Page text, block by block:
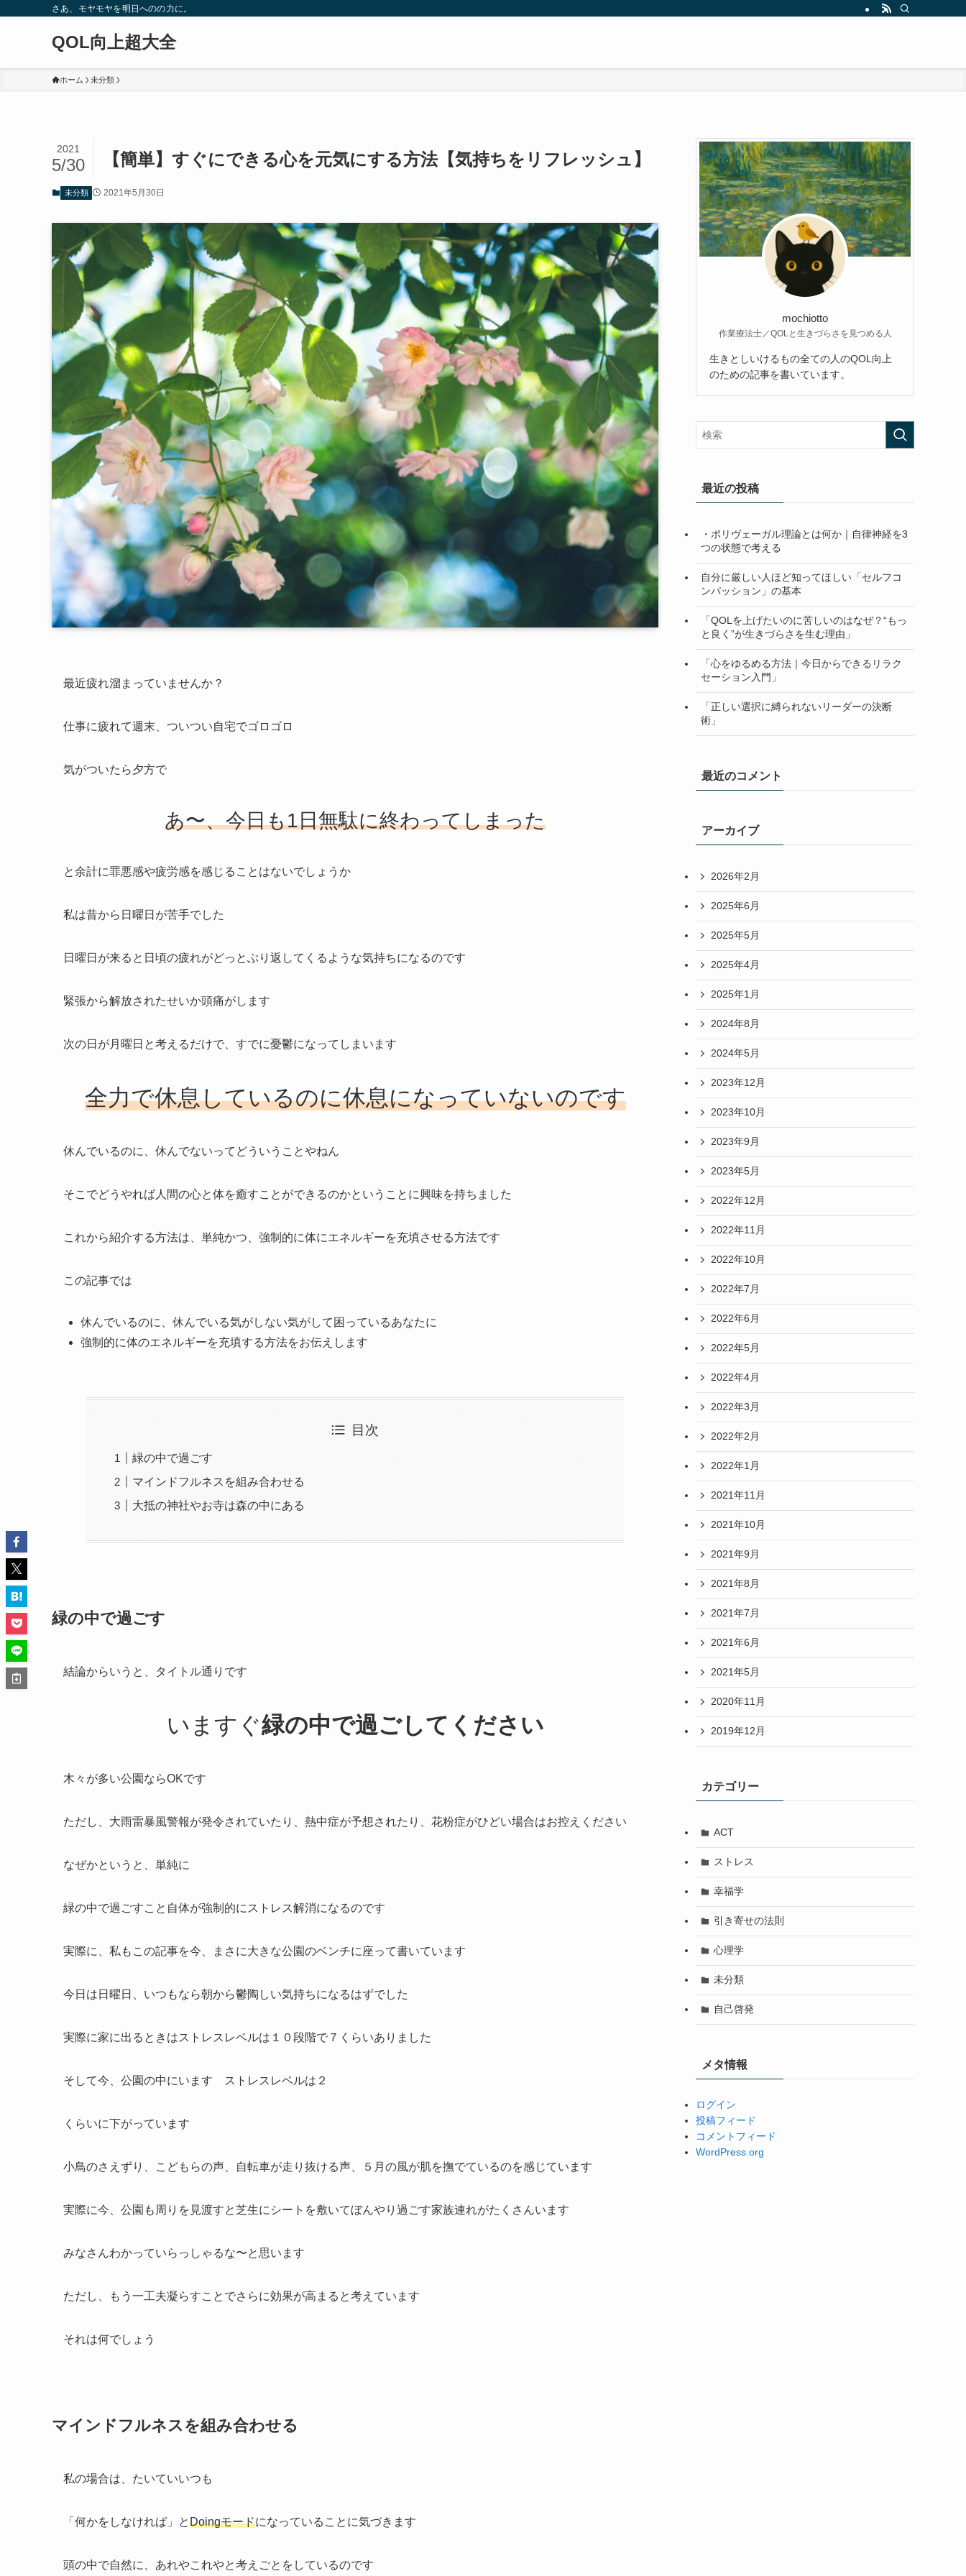
さあ、モヤモヤを明日へのの力に。
QOL向上超大全
ホーム 未分類
【簡単】すぐにできる心を元気にする方法【気持ちをリフレッシュ】
2021
5/30
未分類 2021年5月30日
最近疲れ溜まっていませんか？
仕事に疲れて週末、ついつい自宅でゴロゴロ
気がついたら夕方で
あ〜、今日も1日無駄に終わってしまった
と余計に罪悪感や疲労感を感じることはないでしょうか
私は昔から日曜日が苦手でした
日曜日が来ると日頃の疲れがどっとぶり返してくるような気持ちになるのです
緊張から解放されたせいか頭痛がします
次の日が月曜日と考えるだけで、すでに憂鬱になってしまいます
全力で休息しているのに休息になっていないのです
休んでいるのに、休んでないってどういうことやねん
そこでどうやれば人間の心と体を癒すことができるのかということに興味を持ちました
これから紹介する方法は、単純かつ、強制的に体にエネルギーを充填させる方法です
この記事では
休んでいるのに、休んでいる気がしない気がして困っているあなたに
強制的に体のエネルギーを充填する方法をお伝えします
目次
緑の中で過ごす
マインドフルネスを組み合わせる
大抵の神社やお寺は森の中にある
緑の中で過ごす
結論からいうと、タイトル通りです
いますぐ緑の中で過ごしてください
木々が多い公園ならOKです
ただし、大雨雷暴風警報が発令されていたり、熱中症が予想されたり、花粉症がひどい場合はお控えください
なぜかというと、単純に
緑の中で過ごすこと自体が強制的にストレス解消になるのです
実際に、私もこの記事を今、まさに大きな公園のベンチに座って書いています
今日は日曜日、いつもなら朝から鬱陶しい気持ちになるはずでした
実際に家に出るときはストレスレベルは１０段階で７くらいありました
そして今、公園の中にいます ストレスレベルは２
くらいに下がっています
小鳥のさえずり、こどもらの声、自転車が走り抜ける声、５月の風が肌を撫でているのを感じています
実際に今、公園も周りを見渡すと芝生にシートを敷いてぼんやり過ごす家族連れがたくさんいます
みなさんわかっていらっしゃるな〜と思います
ただし、もう一工夫凝らすことでさらに効果が高まると考えています
それは何でしょう
マインドフルネスを組み合わせる
私の場合は、たいていいつも
「何かをしなければ」とDoingモードになっていることに気づきます
頭の中で自然に、あれやこれやと考えごとをしているのです
mochiotto
作業療法士／QOLと生きづらさを見つめる人
生きとしいけるもの全ての人のQOL向上
のための記事を書いています。
最近の投稿
・ポリヴェーガル理論とは何か｜自律神経を3
つの状態で考える
自分に厳しい人ほど知ってほしい「セルフコ
ンパッション」の基本
「QOLを上げたいのに苦しいのはなぜ？“もっ
と良く”が生きづらさを生む理由」
「心をゆるめる方法｜今日からできるリラク
セーション入門」
「正しい選択に縛られないリーダーの決断
術」
最近のコメント
アーカイブ
2026年2月
2025年6月
2025年5月
2025年4月
2025年1月
2024年8月
2024年5月
2023年12月
2023年10月
2023年9月
2023年5月
2022年12月
2022年11月
2022年10月
2022年7月
2022年6月
2022年5月
2022年4月
2022年3月
2022年2月
2022年1月
2021年11月
2021年10月
2021年9月
2021年8月
2021年7月
2021年6月
2021年5月
2020年11月
2019年12月
カテゴリー
ACT
ストレス
幸福学
引き寄せの法則
心理学
未分類
自己啓発
メタ情報
ログイン
投稿フィード
コメントフィード
WordPress.org